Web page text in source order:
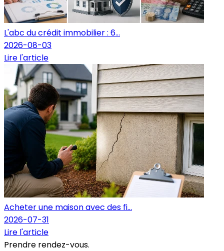
L'abc du crédit immobilier : 6...
2026-08-03
Lire l'article
Acheter une maison avec des fi...
2026-07-31
Lire l'article
Prendre rendez-vous.